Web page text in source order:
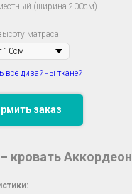
(ширина 200см)
матраса
все дизайны тканей
заказ
кровать Аккордеон